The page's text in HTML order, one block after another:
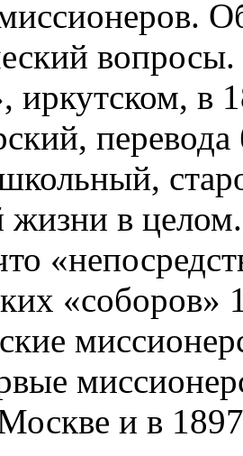
иркутском, в
жизни в
«соборов»
и в